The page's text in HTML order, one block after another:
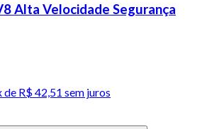
Alta Velocidade Segurança
de R$ 42,51 sem juros